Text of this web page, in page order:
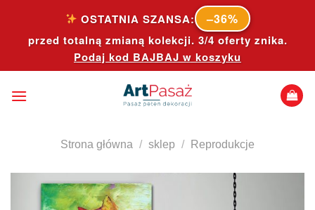
content
OSTATNIA SZANSA: –36%
przed totalną zmianą kolekcji. 3/4 oferty znika.
Podaj kod BAJBAJ w koszyku
Strona główna / sklep / Reprodukcje